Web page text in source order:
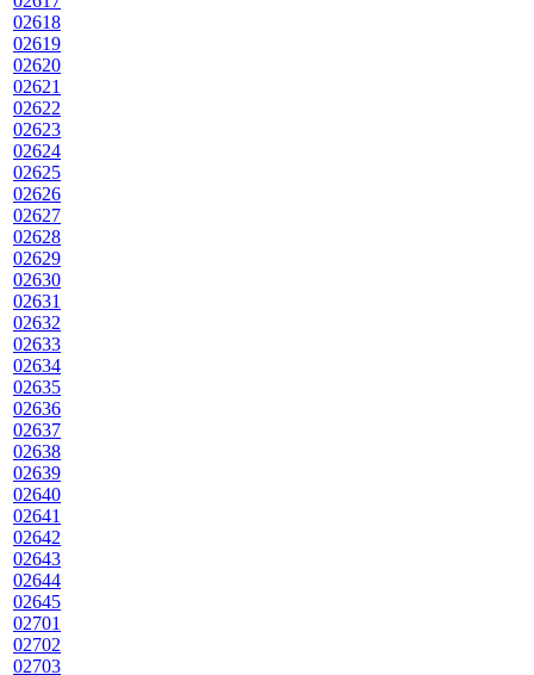
02618
02619
02620
02621
02622
02623
02624
02625
02626
02627
02628
02629
02630
02631
02632
02633
02634
02635
02636
02637
02638
02639
02640
02641
02642
02643
02644
02645
02701
02702
02703